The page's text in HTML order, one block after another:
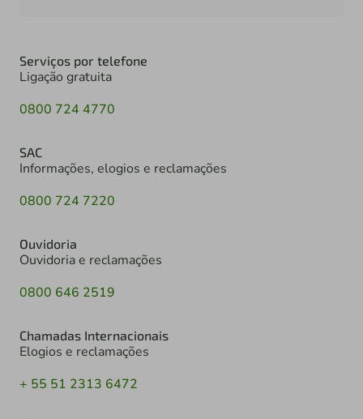
Serviços por telefone
Ligação gratuita
0800 724 4770
SAC
Informações, elogios e reclamações
0800 724 7220
Ouvidoria
Ouvidoria e reclamações
0800 646 2519
Chamadas Internacionais
Elogios e reclamações
+ 55 51 2313 6472